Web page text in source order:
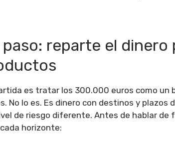
paso: reparte el dinero
es tratar los 300.000 euros como un
No lo es. Es dinero con destinos y plazos
de riesgo diferente. Antes de hablar de
horizonte: